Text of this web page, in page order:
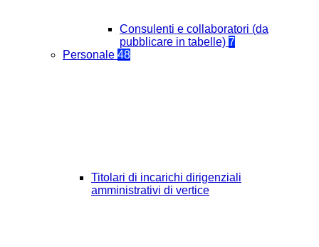
Consulenti e collaboratori (da
pubblicare in tabelle) 7
Personale 48
Titolari di incarichi dirigenziali
amministrativi di vertice